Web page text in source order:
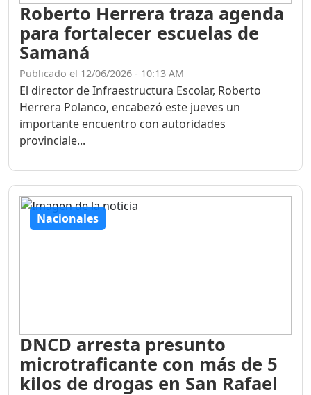
Roberto Herrera traza agenda
para fortalecer escuelas de
Samaná
Publicado el 12/06/2026 - 10:13 AM
El director de Infraestructura Escolar, Roberto
Herrera Polanco, encabezó este jueves un
importante encuentro con autoridades
provinciale...
Nacionales
DNCD arresta presunto
microtraficante con más de 5
kilos de drogas en San Rafael